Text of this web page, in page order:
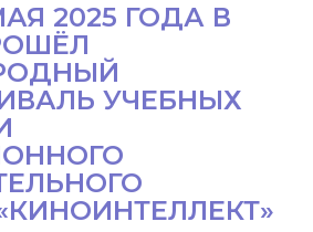
2025 ГОДА В
УЧЕБНЫХ